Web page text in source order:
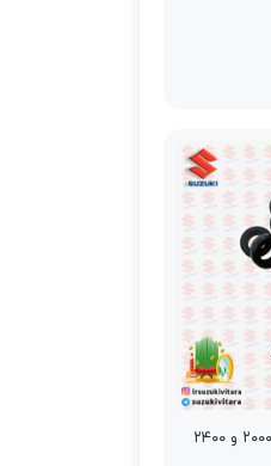
پک اورینگ سوزون انژکتور ۲۰۰۰ و ۲۴۰۰